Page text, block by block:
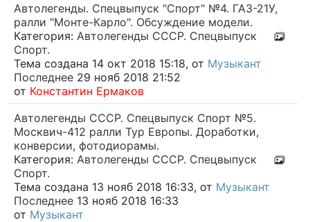
Автолегенды. Спецвыпуск "Спорт" №4. ГАЗ-21У,
ралли "Монте-Карло". Обсуждение модели.
Категория: Автолегенды СССР. Спецвыпуск
Спорт.
Тема создана 14 окт 2018 15:18, от Музыкант
Последнее 29 нояб 2018 21:52
от Константин Ермаков
Автолегенды СССР. Спецвыпуск Спорт №5.
Москвич-412 ралли Тур Европы. Доработки,
конверсии, фотодиорамы.
Категория: Автолегенды СССР. Спецвыпуск
Спорт.
Тема создана 13 нояб 2018 16:33, от Музыкант
Последнее 13 нояб 2018 16:33
от Музыкант